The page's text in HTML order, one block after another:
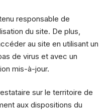
responsable de
du site. De plus,
au site en utilisant un
de virus et avec un
mis-à-jour.
sur le territoire de
aux dispositions du